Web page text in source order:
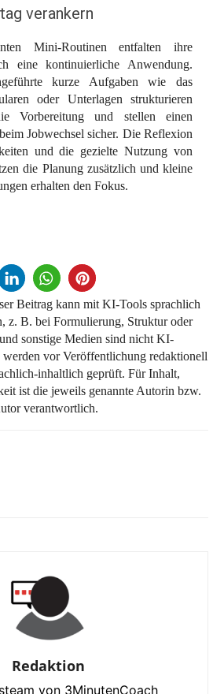
verankern
Mini-Routinen entfalten ihre
eine kontinuierliche Anwendung.
kurze Aufgaben wie das
oder Unterlagen strukturieren
Vorbereitung und stellen einen
Jobwechsel sicher. Die Reflexion
und die gezielte Nutzung von
die Planung zusätzlich und kleine
erhalten den Fokus.
Beitrag kann mit KI-Tools sprachlich
z. B. bei Formulierung, Struktur oder
sonstige Medien sind nicht KI-
vor Veröffentlichung redaktionell
inhaltlich geprüft. Für Inhalt,
ist die jeweils genannte Autorin bzw.
verantwortlich.
Redaktion
von 3MinutenCoach